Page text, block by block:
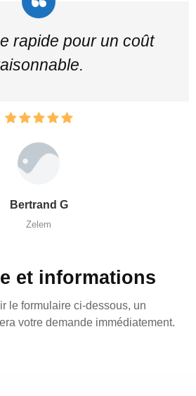
rapide pour un coût
Bertrand G
Zelem
et informations
le formulaire ci-dessous, un
votre demande immédiatement.